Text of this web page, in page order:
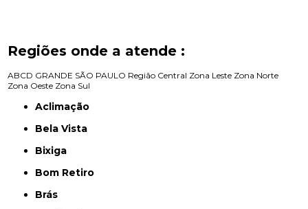
Regiões onde a atende :
ABCD GRANDE SÃO PAULO Região Central Zona Leste Zona Norte
Zona Oeste Zona Sul
Aclimação
Bela Vista
Bixiga
Bom Retiro
Brás